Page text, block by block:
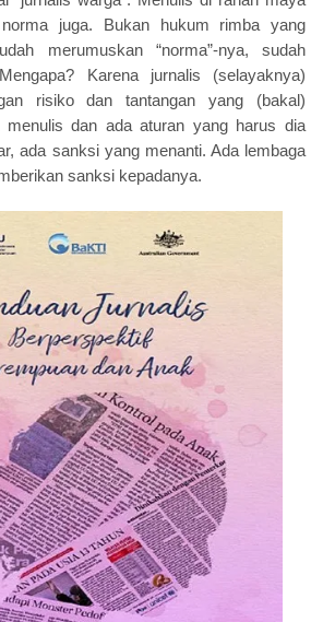
juga. Bukan hukum rimba yang
merumuskan “norma”-nya, sudah
Karena jurnalis (selayaknya)
risiko dan tantangan yang (bakal)
menulis dan ada aturan yang harus dia
ada sanksi yang menanti. Ada lembaga
sanksi kepadanya.